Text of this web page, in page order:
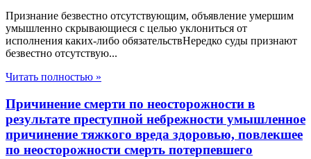
Признание безвестно отсутствующим, объявление умершим
умышленно скрывающиеся с целью уклониться от
исполнения каких-либо обязательствНередко суды признают
безвестно отсутствую...
Читать полностью »
Причинение смерти по неосторожности в
результате преступной небрежности умышленное
причинение тяжкого вреда здоровью, повлекшее
по неосторожности смерть потерпевшего